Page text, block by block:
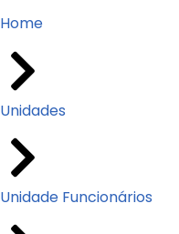
Home
Unidades
Unidade Funcionários